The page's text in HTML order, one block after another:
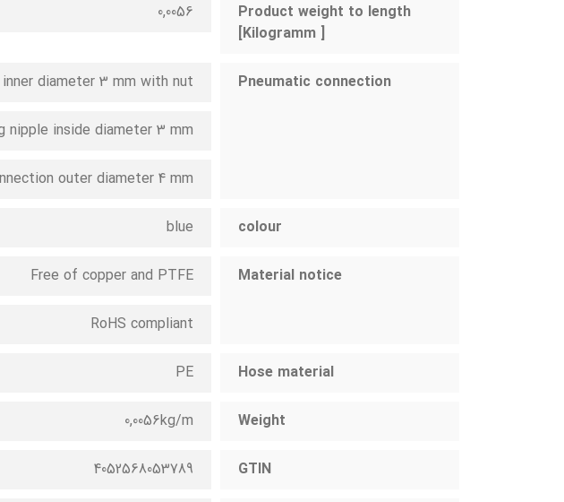
Product weight to length
[Kilogramm ]
0,0056
Pneumatic connection
diameter 3 mm with nut
nipple inside diameter 3 mm
outer diameter 4 mm
colour
blue
Material notice
Free of copper and PTFE
RoHS compliant
Hose material
PE
Weight
0,0056kg/m
GTIN
4052568053789